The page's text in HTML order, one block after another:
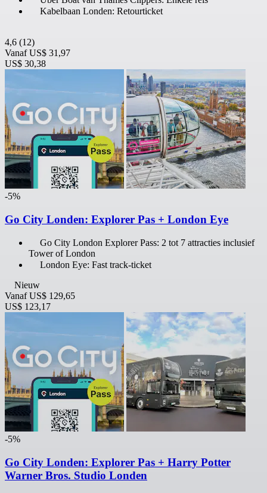
Kabelbaan Londen: Retourticket
4,6 (12)
Vanaf US$ 31,97
US$ 30,38
-5%
Go City Londen: Explorer Pas + London Eye
Go City London Explorer Pass: 2 tot 7 attracties inclusief
Tower of London
London Eye: Fast track-ticket
Nieuw
Vanaf US$ 129,65
US$ 123,17
-5%
Go City Londen: Explorer Pas + Harry Potter
Warner Bros. Studio Londen